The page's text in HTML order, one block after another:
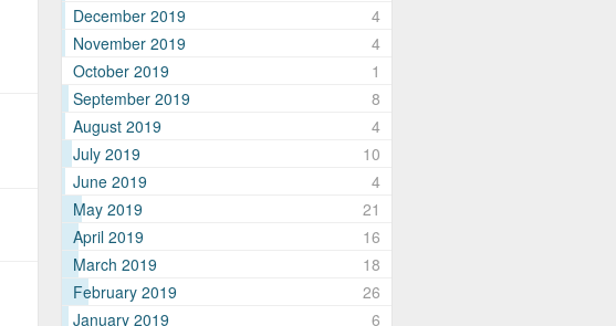
December 2019
4
November 2019
4
October 2019
1
September 2019
8
August 2019
4
July 2019
10
June 2019
4
May 2019
21
April 2019
16
March 2019
18
February 2019
26
January 2019
6